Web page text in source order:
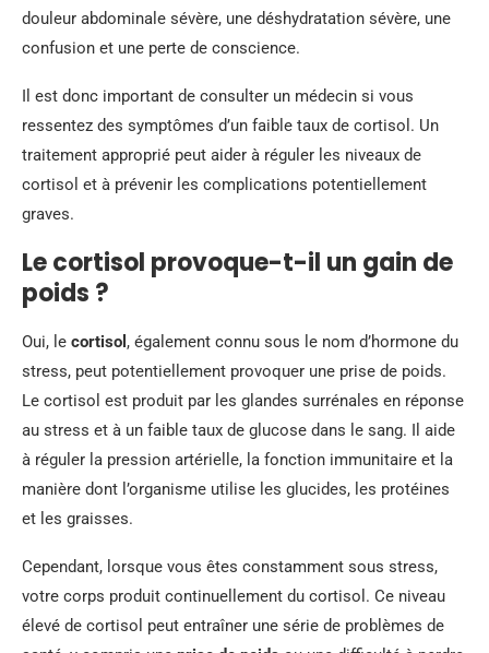
douleur abdominale sévère, une déshydratation sévère, une
confusion et une perte de conscience.
Il est donc important de consulter un médecin si vous
ressentez des symptômes d’un faible taux de cortisol. Un
traitement approprié peut aider à réguler les niveaux de
cortisol et à prévenir les complications potentiellement
graves.
Le cortisol provoque-t-il un gain de
poids ?
Oui, le cortisol , également connu sous le nom d’hormone du
stress, peut potentiellement provoquer une prise de poids.
Le cortisol est produit par les glandes surrénales en réponse
au stress et à un faible taux de glucose dans le sang. Il aide
à réguler la pression artérielle, la fonction immunitaire et la
manière dont l’organisme utilise les glucides, les protéines
et les graisses.
Cependant, lorsque vous êtes constamment sous stress,
votre corps produit continuellement du cortisol. Ce niveau
élevé de cortisol peut entraîner une série de problèmes de